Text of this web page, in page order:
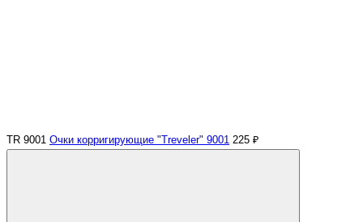
TR 9001 Очки корригирующие "Treveler" 9001 225 ₽